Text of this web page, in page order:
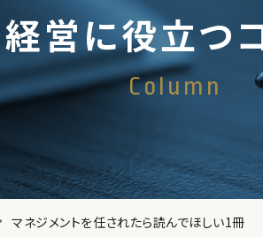
経営に役立つ
Column
マネジメントを任されたら読んでほしい1冊